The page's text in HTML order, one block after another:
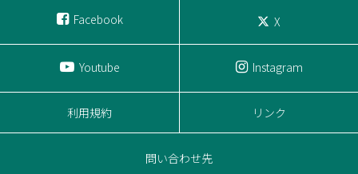
Facebook X
Youtube Instagram
利用規約 リンク
問い合わせ先